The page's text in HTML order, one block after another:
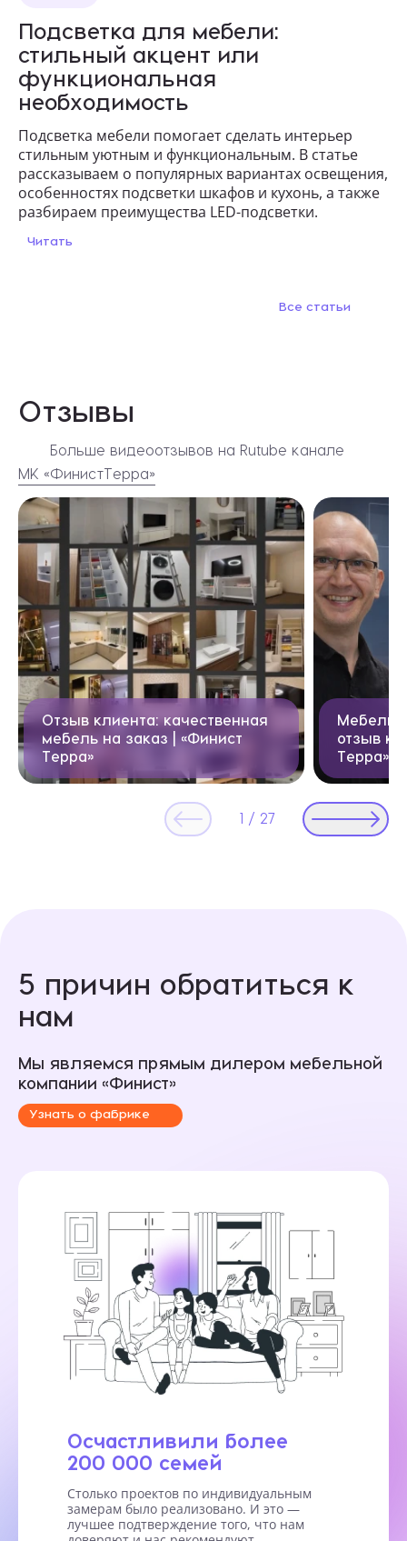
Подсветка для мебели:
стильный акцент или
функциональная
необходимость
Подсветка мебели помогает сделать интерьер
стильным уютным и функциональным. В статье
рассказываем о популярных вариантах освещения,
особенностях подсветки шкафов и кухонь, а также
разбираем преимущества LED-подсветки.
Читать
Все статьи
Отзывы
Больше видеоотзывов на Rutube канале
МК «ФинистТерра»
Видеоотзывы
Отзыв клиента: качественная
мебель на заказ | «Финист
Терра»
Мебель
отзыв
Терра»
1 / 27
5 причин обратиться к
нам
Мы являемся прямым дилером мебельной
компании «Финист»
Узнать о фабрике
Осчастливили более
200 000 семей
Столько проектов по индивидуальным
замерам было реализовано. И это —
лучшее подтверждение того, что нам